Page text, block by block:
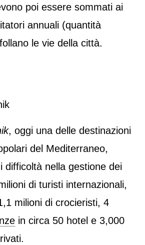
poi essere sommati ai
annuali (quantità
le vie della città.
, oggi una delle destinazioni
del Mediterraneo,
difficoltà nella gestione dei
di turisti internazionali,
milioni di crocieristi, 4
in circa 50 hotel e 3,000